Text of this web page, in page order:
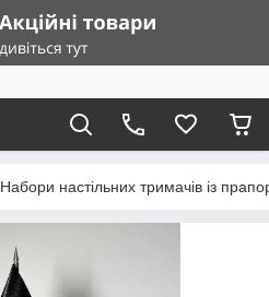
Набори настільних тримачів із